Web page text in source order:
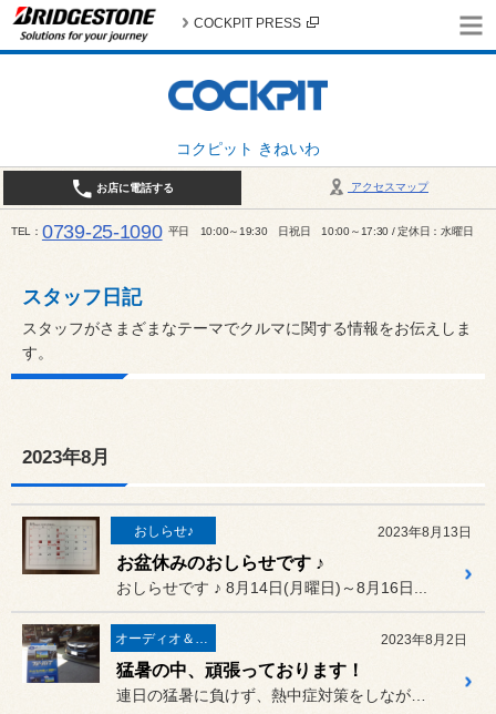
コクピット きねいわ
COCKPIT PRESS
アクセスマップ
お店に電話する
TEL 0739-25-1090 平日 10:00～19:30 日祝日 10:00～17:30 / 定休日：水曜日
スタッフ日記
スタッフがさまざまなテーマでクルマに関する情報をお伝えしま
す。
2023年8月
おしらせ♪ 2023年8月13日
お盆休みのおしらせです ♪
おしらせです ♪ 8月14日(月曜日)～8月16日...
オーディオ＆ナビゲーション 2023年8月2日
猛暑の中、頑張っております！